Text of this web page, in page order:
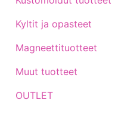
Kyltit ja opasteet
Magneettituotteet
Muut tuotteet
OUTLET